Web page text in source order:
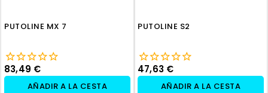
PUTOLINE MX 7
83,49 €
AÑADIR A LA CESTA
PUTOLINE S2
47,63 €
AÑADIR A LA CESTA